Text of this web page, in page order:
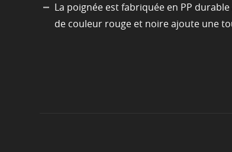
La poignée est fabriquée en PP
de couleur rouge et noire ajoute une